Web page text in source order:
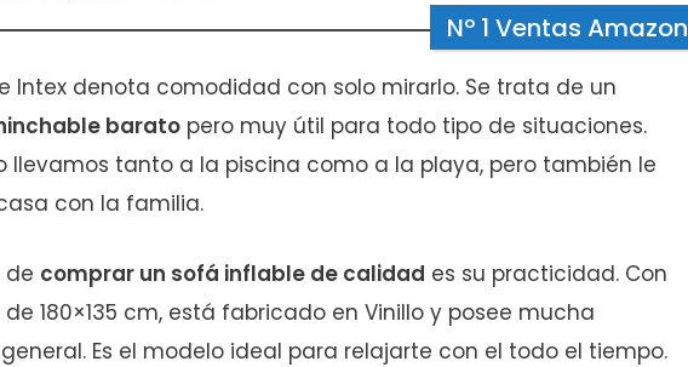
Nº 1 Ventas Amazon
Intex denota comodidad con solo mirarlo. Se trata de un
barato pero muy útil para todo tipo de situaciones.
llevamos tanto a la piscina como a la playa, pero también le
con la familia.
de comprar un sofá inflable de calidad es su practicidad. Con
180×135 cm, está fabricado en Vinillo y posee mucha
Es el modelo ideal para relajarte con el todo el tiempo.